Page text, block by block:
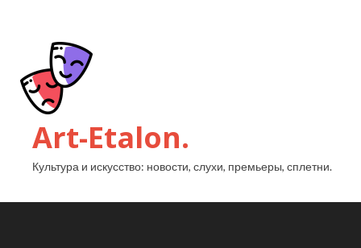
Art-Etalon.
Культура и искусство: новости, слухи, премьеры, сплетни.